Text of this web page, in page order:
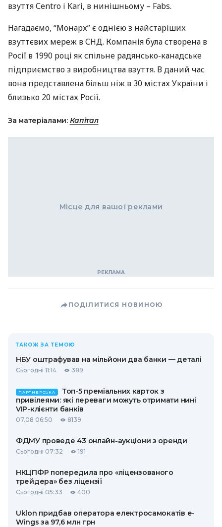
взуття Сentro і Kari, в нинішньому – Fabs.
Нагадаємо, “Монарх” є однією з найстаріших
взуттєвих мереж вСНД. Компанія була створена в
Росії в 1990 році як спільне радянсько-канадське
підприємство з виробництва взуття. В даний час
вона представлена ​​більш ніж в 30 містах України і
близько 20 містах Росії.
За матеріалами: Капітал
Місце для вашої реклами
ПОДІЛИТИСЯ НОВИНОЮ
ТАКОЖ ЗА ТЕМОЮ
НБУ оштрафував на мільйони два банки — деталі
Сьогодні 11:14 389
ПАРТНЕРСЬКА
Топ-5 преміальних карток з
привілеями: які переваги можуть отримати нині
VIP-клієнти банків
07.08 06:50 8139
ФДМУ проведе 43 онлайн-аукціони з оренди
Сьогодні 07:32 191
НКЦПФР попередила про «ліцензованого
трейдера» без ліцензії
Сьогодні 05:33 400
Uklon придбав оператора електросамокатів e-
Wings за 97,6 млн грн